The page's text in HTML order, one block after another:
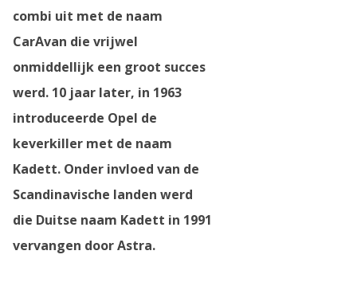
combi uit met de naam
CarAvan die vrijwel
onmiddellijk een groot succes
werd. 10 jaar later, in 1963
introduceerde Opel de
keverkiller met de naam
Kadett. Onder invloed van de
Scandinavische landen werd
die Duitse naam Kadett in 1991
vervangen door Astra.